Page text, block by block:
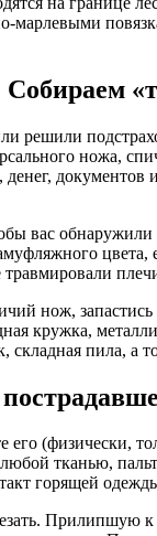
марлевыми
Собираем
ножа,
вас
нож,
кружка,
пила, а
его
тканью,
горящей
Прилипшую к